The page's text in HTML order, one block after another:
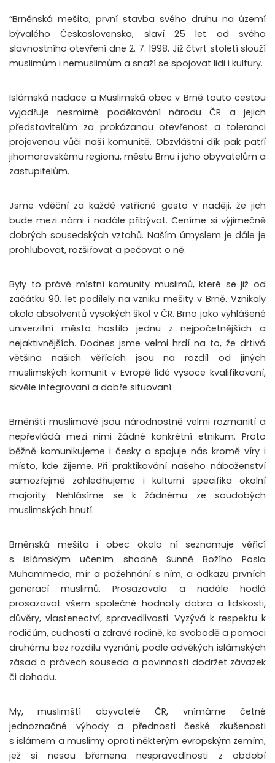
“Brněnská mešita, první stavba svého druhu na území
bývalého Československa, slaví 25 let od svého
slavnostního otevření dne 2. 7. 1998. Již čtvrt století slouží
muslimům i nemuslimům a snaží se spojovat lidi i kultury.
Islámská nadace a Muslimská obec v Brně touto cestou
vyjadřuje nesmírné poděkování národu ČR a jejich
představitelům za prokázanou otevřenost a toleranci
projevenou vůči naší komunitě. Obzvláštní dík pak patří
jihomoravskému regionu, městu Brnu i jeho obyvatelům a
zastupitelům.
Jsme vděční za každé vstřícné gesto v naději, že jich
bude mezi námi i nadále přibývat. Ceníme si výjimečně
dobrých sousedských vztahů. Naším úmyslem je dále je
prohlubovat, rozšiřovat a pečovat o ně.
Byly to právě místní komunity muslimů, které se již od
začátku 90. let podílely na vzniku mešity v Brně. Vznikaly
okolo absolventů vysokých škol v ČR. Brno jako vyhlášené
univerzitní město hostilo jednu z nejpočetnějších a
nejaktivnějších. Dodnes jsme velmi hrdí na to, že drtivá
většina našich věřících jsou na rozdíl od jiných
muslimských komunit v Evropě lidé vysoce kvalifikovaní,
skvěle integrovaní a dobře situovaní.
Brněnští muslimové jsou národnostně velmi rozmanití a
nepřevládá mezi nimi žádné konkrétní etnikum. Proto
běžně komunikujeme i česky a spojuje nás kromě víry i
místo, kde žijeme. Při praktikování našeho náboženství
samozřejmě zohledňujeme i kulturní specifika okolní
majority. Nehlásíme se k žádnému ze soudobých
muslimských hnutí.
Brněnská mešita i obec okolo ní seznamuje věřící
s islámským učením shodně Sunně Božího Posla
Muhammeda, mír a požehnání s ním, a odkazu prvních
generací muslimů. Prosazovala a nadále hodlá
prosazovat všem společné hodnoty dobra a lidskosti,
důvěry, vlastenectví, spravedlivosti. Vyzývá k respektu k
rodičům, cudnosti a zdravé rodině, ke svobodě a pomoci
druhému bez rozdílu vyznání, podle odvěkých islámských
zásad o právech souseda a povinnosti dodržet závazek
či dohodu.
My, muslimští obyvatelé ČR, vnímáme četné
jednoznačné výhody a přednosti české zkušenosti
s islámem a muslimy oproti některým evropským zemím,
jež si nesou břemena nespravedlnosti z období